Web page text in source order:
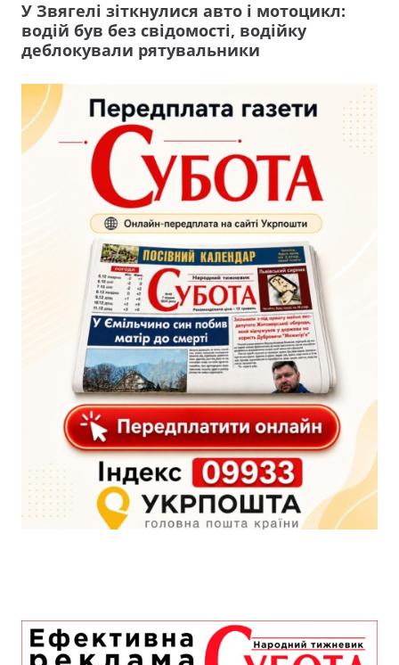
У Звягелі зіткнулися авто і мотоцикл:
водій був без свідомості, водійку
деблокували рятувальники